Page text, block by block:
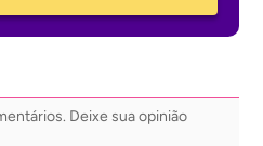
Deixe sua opinião